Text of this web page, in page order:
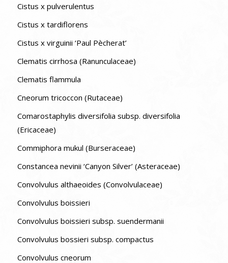
Cistus x pulverulentus
Cistus x tardiflorens
Cistus x virguinii ‘Paul Pècherat’
Clematis cirrhosa (Ranunculaceae)
Clematis flammula
Cneorum tricoccon (Rutaceae)
Comarostaphylis diversifolia subsp. diversifolia
(Ericaceae)
Commiphora mukul (Burseraceae)
Constancea nevinii ‘Canyon Silver’ (Asteraceae)
Convolvulus althaeoides (Convolvulaceae)
Convolvulus boissieri
Convolvulus boissieri subsp. suendermanii
Convolvulus bossieri subsp. compactus
Convolvulus cneorum